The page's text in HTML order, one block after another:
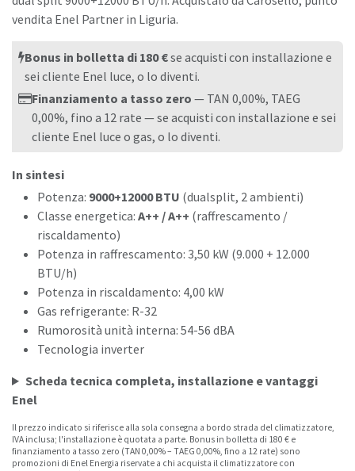
vendita Enel Partner in Liguria.
Bonus in bolletta di 180 €se acquisti con installazione e
sei cliente Enel luce, o lo diventi.
Finanziamento a tasso zero — TAN 0,00%, TAEG
0,00%, fino a 12 rate — se acquisti con installazione e sei
cliente Enel luce o gas, o lo diventi.
In sintesi
Potenza: 9000+12000 BTU (dualsplit, 2 ambienti)
Classe energetica: A++ / A++ (raffrescamento /
riscaldamento)
Potenza in raffrescamento: 3,50 kW (9.000 + 12.000
BTU/h)
Potenza in riscaldamento: 4,00 kW
Gas refrigerante: R-32
Rumorosità unità interna: 54-56 dBA
Tecnologia inverter
Scheda tecnica completa, installazione e vantaggi
Enel
Il prezzo indicato si riferisce alla sola consegna a bordo strada del climatizzatore,
IVA inclusa; l'installazione è quotata a parte. Bonus in bolletta di 180 € e
finanziamento a tasso zero (TAN 0,00% – TAEG 0,00%, fino a 12 rate) sono
promozioni di Enel Energia riservate a chi acquista il climatizzatore con